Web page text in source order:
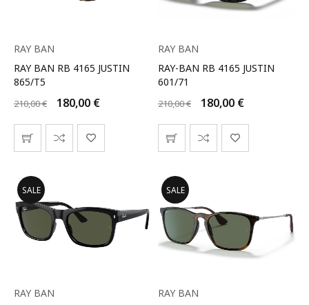
RAY BAN
RAY BAN RB 4165 JUSTIN
865/T5
210,00€ 180,00 €
RAY BAN
RAY-BAN RB 4165 JUSTIN
601/71
210,00€ 180,00 €
SALE
RAY BAN
SALE
RAY BAN